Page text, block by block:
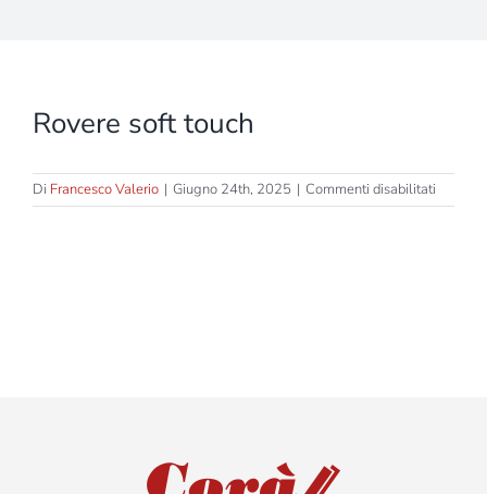
Rovere soft touch
Di Francesco Valerio | Giugno 24th, 2025 | Commenti disabilitati
Rovere